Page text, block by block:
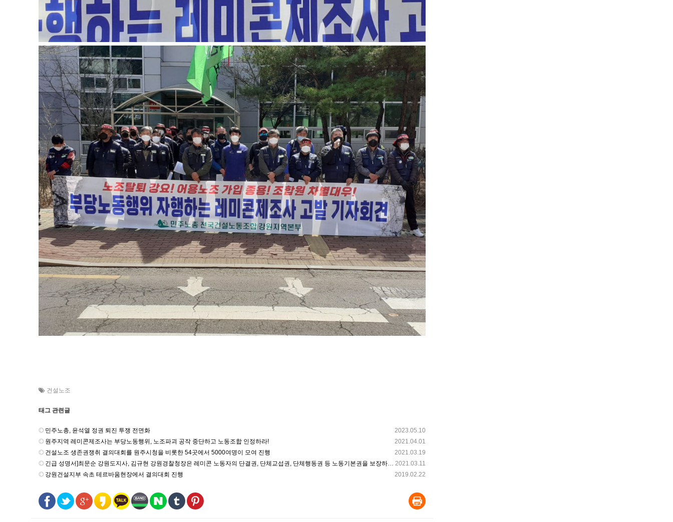
건설노조
태그 관련글
2023.05.10
민주노총, 윤석열 정권 퇴진 투쟁 전면화
2021.04.01
원주지역 레미콘제조사는 부당노동행위, 노조파괴 공작 중단하고 노동조합 인정하라!
2021.03.19
건설노조 생존권쟁취 결의대회를 원주시청을 비롯한 54곳에서 5000여명이 모여 진행
2021.03.11
긴급 성명서]최문순 강원도지사, 김규현 강원경찰청장은 레미콘 노동자의 단결권, 단체교섭권, 단체행동권 등 노동기본권을 보장하고 민주노조 탄압, 폭력진압 중단하라!
2019.02.22
강원건설지부 속초 테르바움현장에서 결의대회 진행